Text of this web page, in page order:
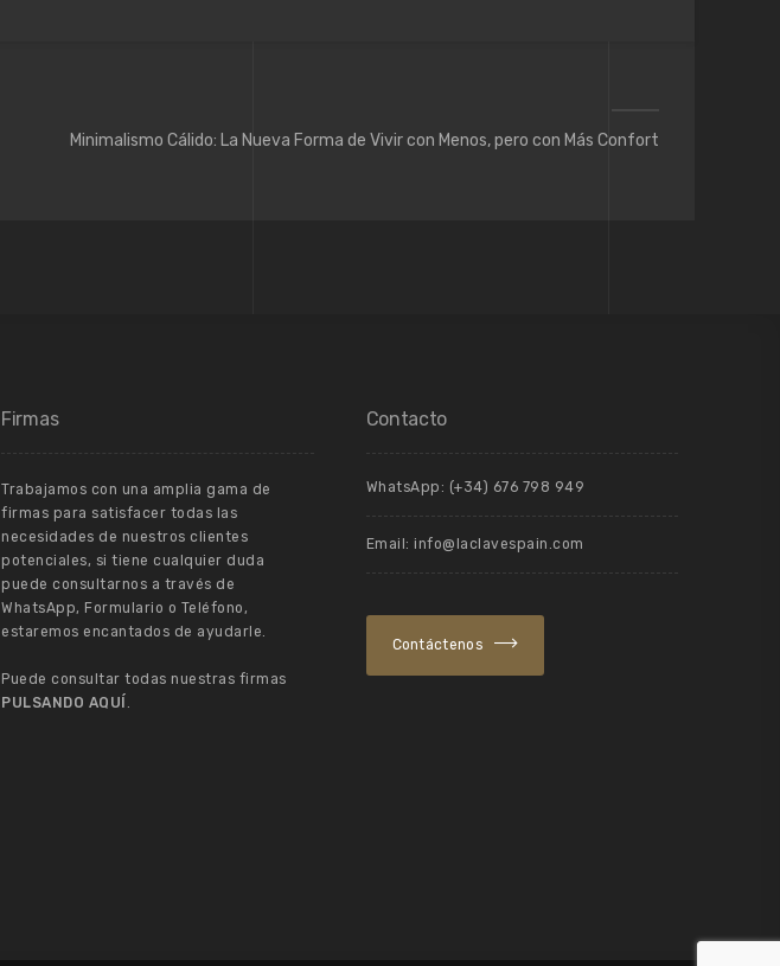
Minimalismo Cálido: La Nueva Forma de Vivir con Menos, pero con Más Confort
Firmas
Trabajamos con una amplia gama de
firmas para satisfacer todas las
necesidades de nuestros clientes
potenciales, si tiene cualquier duda
puede consultarnos a través de
WhatsApp, Formulario o Teléfono,
estaremos encantados de ayudarle.
Puede consultar todas nuestras firmas
PULSANDO AQUÍ .
Contacto
WhatsApp: (+34) 676 798 949
Email: info@laclavespain.com
Contáctenos